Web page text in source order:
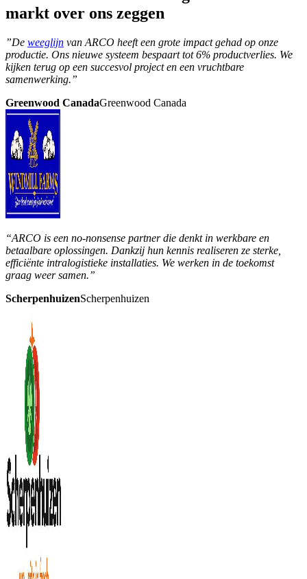
markt over ons zeggen
”De weeglijn van ARCO heeft een grote impact gehad op onze
productie. Ons nieuwe systeem bespaart tot 6% productverlies. We
kijken terug op een succesvol project en een vruchtbare
samenwerking.”
Greenwood CanadaGreenwood Canada
“ARCO is een no-nonsense partner die denkt in werkbare en
betaalbare oplossingen. Dankzij hun kennis realiseren ze sterke,
efficiënte intralogistieke installaties. We werken in de toekomst
graag weer samen.”
ScherpenhuizenScherpenhuizen